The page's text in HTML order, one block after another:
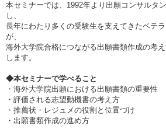
本セミナーでは、1992年より出願コンサルタ
し、
長年にわたり多くの受験生を支えてきたベテ
が、
海外大学院合格につながる出願書類作成の考
します。
◆本セミナーで学べること
・海外大学院出願における出願書類の重要性
・評価される志望動機書の考え方
・推薦状・レジュメの役割と位置づけ
・出願書類作成の進め方